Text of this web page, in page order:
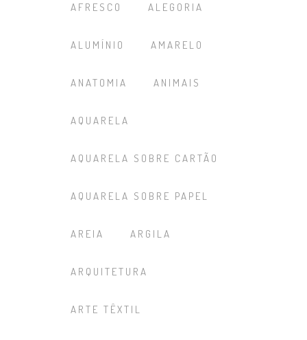
AFRESCO ALEGORIA
ALUMÍNIO AMARELO
ANATOMIA ANIMAIS
AQUARELA
AQUARELA SOBRE CARTÃO
AQUARELA SOBRE PAPEL
AREIA ARGILA
ARQUITETURA
ARTE TÊXTIL